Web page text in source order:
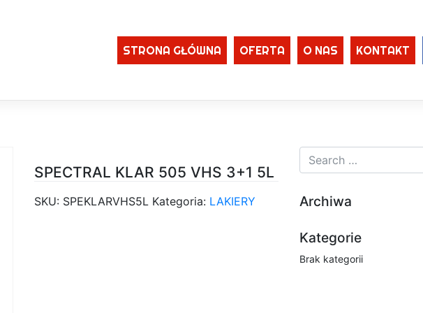
STRONA GŁÓWNA OFERTA O NAS KONTAKT
SPECTRAL KLAR 505 VHS 3+1 5L
SKU: SPEKLARVHS5L Kategoria: LAKIERY Archiwa
Kategorie
Brak kategorii